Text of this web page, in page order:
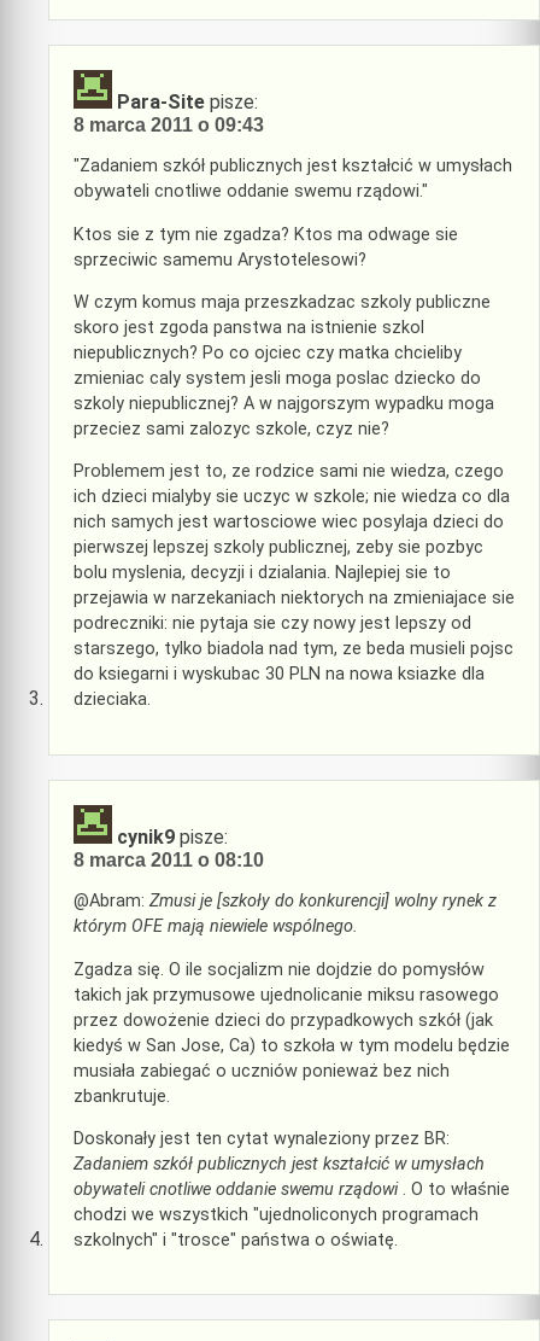
Para-Site pisze:
8 marca 2011 o 09:43
"Zadaniem szkół publicznych jest kształcić w umysłach
obywateli cnotliwe oddanie swemu rządowi."
Ktos sie z tym nie zgadza? Ktos ma odwage sie
sprzeciwic samemu Arystotelesowi?
W czym komus maja przeszkadzac szkoly publiczne
skoro jest zgoda panstwa na istnienie szkol
niepublicznych? Po co ojciec czy matka chcieliby
zmieniac caly system jesli moga poslac dziecko do
szkoly niepublicznej? A w najgorszym wypadku moga
przeciez sami zalozyc szkole, czyz nie?
Problemem jest to, ze rodzice sami nie wiedza, czego
ich dzieci mialyby sie uczyc w szkole; nie wiedza co dla
nich samych jest wartosciowe wiec posylaja dzieci do
pierwszej lepszej szkoly publicznej, zeby sie pozbyc
bolu myslenia, decyzji i dzialania. Najlepiej sie to
przejawia w narzekaniach niektorych na zmieniajace sie
podreczniki: nie pytaja sie czy nowy jest lepszy od
starszego, tylko biadola nad tym, ze beda musieli pojsc
do ksiegarni i wyskubac 30 PLN na nowa ksiazke dla
dzieciaka.
cynik9 pisze:
8 marca 2011 o 08:10
@Abram: Zmusi je [szkoły do konkurencji] wolny rynek z
którym OFE mają niewiele wspólnego.
Zgadza się. O ile socjalizm nie dojdzie do pomysłów
takich jak przymusowe ujednolicanie miksu rasowego
przez dowożenie dzieci do przypadkowych szkół (jak
kiedyś w San Jose, Ca) to szkoła w tym modelu będzie
musiała zabiegać o uczniów ponieważ bez nich
zbankrutuje.
Doskonały jest ten cytat wynaleziony przez BR:
Zadaniem szkół publicznych jest kształcić w umysłach
obywateli cnotliwe oddanie swemu rządowi . O to właśnie
chodzi we wszystkich "ujednoliconych programach
szkolnych" i "trosce" państwa o oświatę.